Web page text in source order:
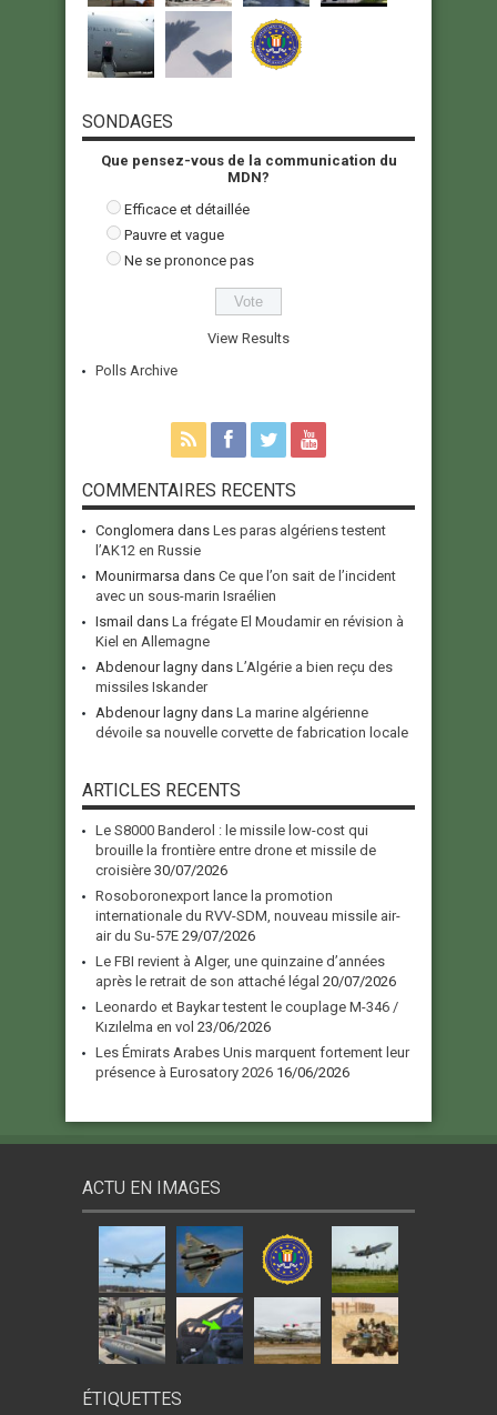
SONDAGES
Que pensez-vous de la communication du
MDN?
Efficace et détaillée
Pauvre et vague
Ne se prononce pas
View Results
Polls Archive
COMMENTAIRES RECENTS
Conglomera dans Les paras algériens testent
l’AK12 en Russie
Mounirmarsa dans Ce que l’on sait de l’incident
avec un sous-marin Israélien
Ismail dans La frégate El Moudamir en révision à
Kiel en Allemagne
Abdenour lagny dans L’Algérie a bien reçu des
missiles Iskander
Abdenour lagny dans La marine algérienne
dévoile sa nouvelle corvette de fabrication locale
ARTICLES RECENTS
Le S8000 Banderol : le missile low-cost qui
brouille la frontière entre drone et missile de
croisière 30/07/2026
Rosoboronexport lance la promotion
internationale du RVV-SDM, nouveau missile air-
air du Su-57E 29/07/2026
Le FBI revient à Alger, une quinzaine d’années
après le retrait de son attaché légal 20/07/2026
Leonardo et Baykar testent le couplage M-346 /
Kızılelma en vol 23/06/2026
Les Émirats Arabes Unis marquent fortement leur
présence à Eurosatory 2026 16/06/2026
ACTU EN IMAGES
ÉTIQUETTES